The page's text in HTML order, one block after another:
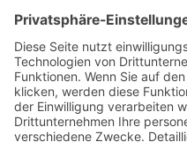
155,00
Verfügbare Plätze:
Nicht vorrätig
Startseite
Impressum
Datenschutzerklärung